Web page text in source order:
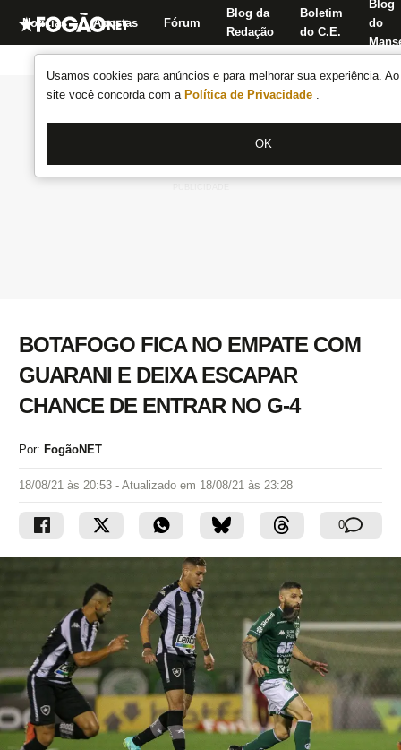
Usamos cookies para anúncios e para melhorar sua experiência.
site você concorda com a Política de Privacidade .
OK
Notícias Apostas Fórum
Blog da
Redação
Boletim
do C.E.
Blog
do
BOTAFOGO FICA NO EMPATE COM
GUARANI E DEIXA ESCAPAR
CHANCE DE ENTRAR NO G-4
Por: FogãoNET
18/08/21 às 20:53 - Atualizado em 18/08/21 às 23:28
0